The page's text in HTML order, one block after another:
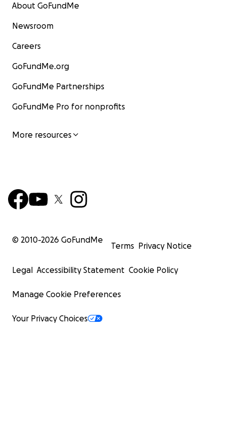
About GoFundMe
Newsroom
Careers
GoFundMe.org
GoFundMe Partnerships
GoFundMe Pro for nonprofits
More resources
© 2010-2026 GoFundMe
Terms Privacy Notice
Legal Accessibility Statement Cookie Policy
Manage Cookie Preferences
Your Privacy Choices